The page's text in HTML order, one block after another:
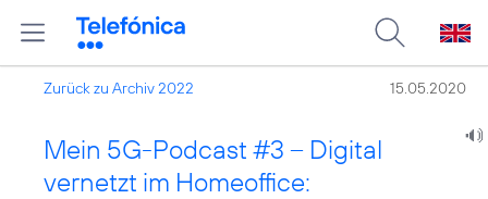
Zurück zu Archiv 2022 15.05.2020
Mein 5G-Podcast #3 – Digital
vernetzt im Homeoffice: